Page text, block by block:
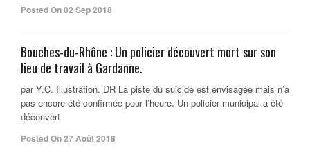
Posted On 02 Sep 2018
Bouches-du-Rhône : Un policier découvert mort sur son
lieu de travail à Gardanne.
par Y.C. Illustration. DR La piste du suicide est envisagée mais n’a
pas encore été confirmée pour l’heure. Un policier municipal a été
découvert
Posted On 27 Août 2018